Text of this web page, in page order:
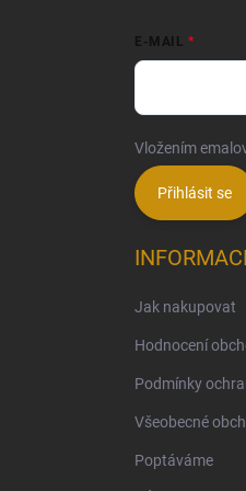
E-MAIL
Vložením
Přihlásit se
Jak nakupovat
Hodnocení
Podmínky
Všeobecné
Poptáváme